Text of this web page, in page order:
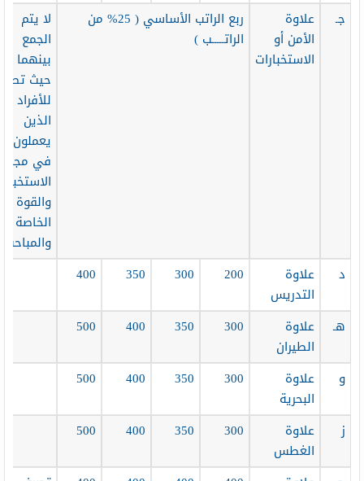
جـ
علاوة
الأمن أو
الاستخبارات
ربع الراتب الأساسي ( 25% من
الراتـــــب )
لا يتم
الجمع
بينهما أي
حيث
للأفراد
الذين
يعملون
في مجال
والقوة
الخاصة
والمباحث.
د
علاوة
التدريس
200
300
350
400
هـ
علاوة
الطيران
300
350
400
500
و
علاوة
البحرية
300
350
400
500
ز
علاوة
الغطس
300
350
400
500